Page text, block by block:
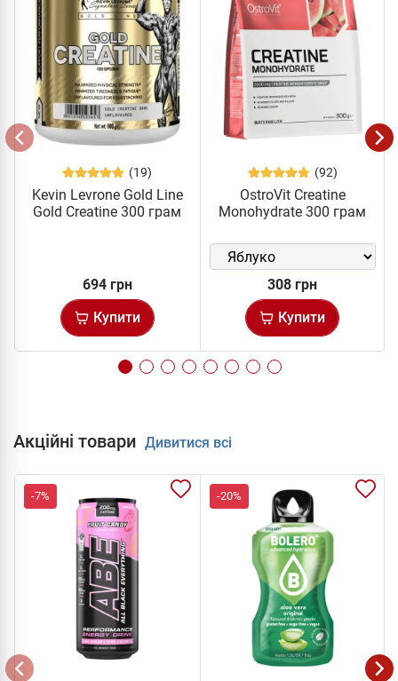
(19)
Kevin Levrone Gold Line
Gold Creatine 300 грам
694 грн
Купити
(92)
OstroVit Creatine
Monohydrate 300 грам
308 грн
Купити
Акційні товари Дивитися всі
-7% -20%